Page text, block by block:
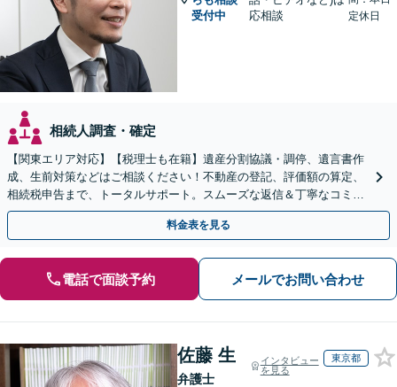
受付中
応相談
定休日
相続人調査・確定
【関東エリア対応】【税理士も在籍】遺産分割協議・調停、遺言書作
成、生前対策などはご相談ください！不動産の登記、評価額の算定、
相続税申告まで、トータルサポート。スムーズな返信＆丁寧なコミュ
ニケーション◎お気軽にご相談ください。
料金表を見る
電話で面談予約 メールでお問い合わせ
佐藤 生
弁護士
インタビュー
を見る
東京都